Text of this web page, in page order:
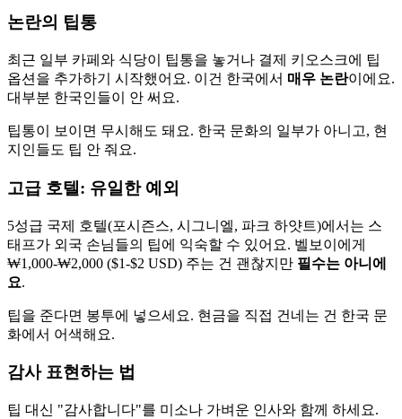
논란의 팁통
최근 일부 카페와 식당이 팁통을 놓거나 결제 키오스크에 팁
옵션을 추가하기 시작했어요. 이건 한국에서 매우 논란이에요.
대부분 한국인들이 안 써요.
팁통이 보이면 무시해도 돼요. 한국 문화의 일부가 아니고, 현
지인들도 팁 안 줘요.
고급 호텔: 유일한 예외
5성급 국제 호텔(포시즌스, 시그니엘, 파크 하얏트)에서는 스
태프가 외국 손님들의 팁에 익숙할 수 있어요. 벨보이에게
₩1,000-₩2,000 ($1-$2 USD) 주는 건 괜찮지만 필수는 아니에
요.
팁을 준다면 봉투에 넣으세요. 현금을 직접 건네는 건 한국 문
화에서 어색해요.
감사 표현하는 법
팁 대신 "감사합니다"를 미소나 가벼운 인사와 함께 하세요.